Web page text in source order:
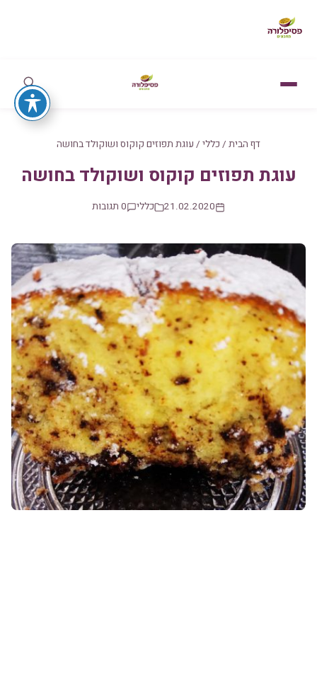
דף הבית / כללי / עוגת תפוזים קוקוס ושוקולד בחושה
עוגת תפוזים קוקוס ושוקולד בחושה
21.02.2020 כללי 0 תגובות